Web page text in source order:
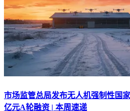
市场监管总局发布无人机强制性国
亿元A轮融资 | 本周速递